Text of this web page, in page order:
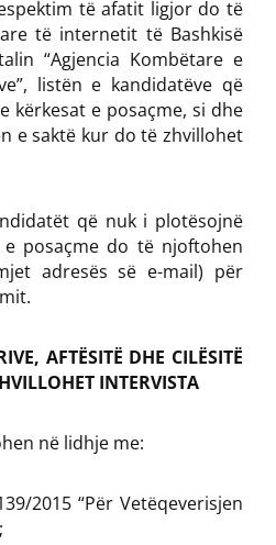
të afatit ligjor do të
të internetit të Bashkisë
“Agjencia Kombëtare e
listën e kandidatëve që
kërkesat e posaçme, si dhe
e saktë kur do të zhvillohet
që nuk i plotësojnë
posaçme do të njoftohen
adresës së e-mail) për
AFTËSITË DHE CILËSITË
INTERVISTA
në lidhje me:
2015 “Për Vetëqeverisjen